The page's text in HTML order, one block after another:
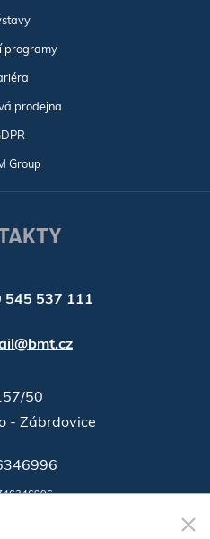
programy
prodejna
Group
545 537 111
50
- Zábrdovice